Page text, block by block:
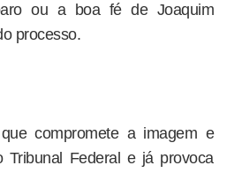
ou a boa fé de Joaquim
processo.
compromete a imagem e
Tribunal Federal e já provoca